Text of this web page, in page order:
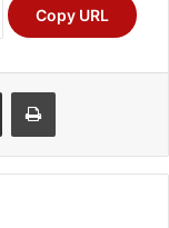
Copy URL
Share via Email Print